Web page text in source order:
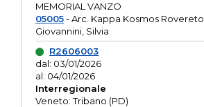
MEMORIAL VANZO
05005- Arc. Kappa Kosmos Rovereto
Giovannini, Silvia
R2606003
dal: 03/01/2026
al: 04/01/2026
Interregionale
Veneto: Tribano (PD)